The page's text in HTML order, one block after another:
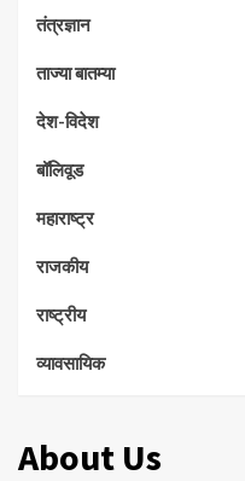
तंत्रज्ञान
ताज्या बातम्या
देश-विदेश
बॉलिवूड
महाराष्ट्र
राजकीय
राष्ट्रीय
व्यावसायिक
About Us